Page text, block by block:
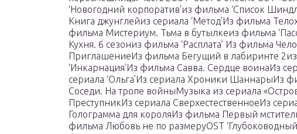
‘Новогодний корпоратив’из фильма ‘Список
Книга джунглейиз сериала ‘Метод’Из фильма
фильма Мистериум. Тьма в бутылкеиз фильма
Кухня. 6 сезониз фильма ‘Расплата’ Из фильма
ПриглашениеИз фильма Бегущий в лабиринте
‘Инкарнация’Из фильма Савва. Сердце воинаИз
сериала ‘Ольга’Из сериала Хроники ШаннарыИз
Соседи. На тропе войныМузыка из сериала
ПреступникИз сериала СверхестественноеИз
Голограмма для короляИз фильма Первый
фильма Любовь не по размеруOST